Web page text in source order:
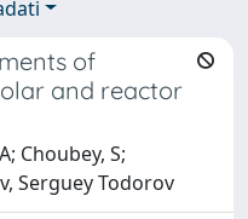
of
and reactor
Choubey, S;
Serguey Todorov